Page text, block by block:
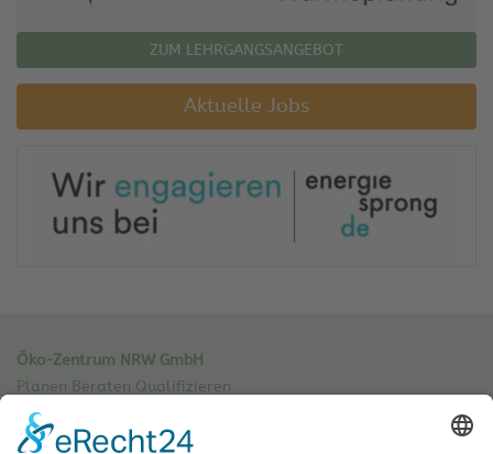
ZUM LEHRGANGSANGEBOT
Aktuelle Jobs
Öko-Zentrum NRW GmbH
Planen Beraten Qualifizieren
Sachsenweg 8